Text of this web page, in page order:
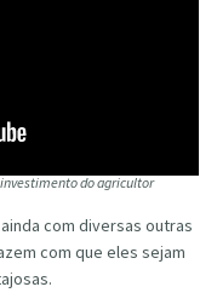
do agricultor
com diversas outras
com que eles sejam